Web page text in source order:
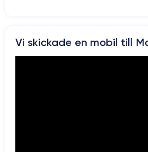
Si vous souhaitez en savoir plus sur les
smartphone, consulter lafiche technique
Vi skickade en mobil till